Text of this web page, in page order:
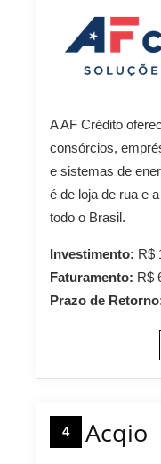
A AF Crédito
consórcios,
e sistemas de
é de loja de rua e
todo o Brasil.
Investimento: R$
Faturamento: R$
Prazo de
4 Acqio